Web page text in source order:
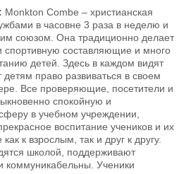
Monkton Combe – христианская
в часовне 3 раза в неделю и
союзом. Она традиционно делает
спортивную составляющие и много
детей. Здесь в каждом видят
право развиваться в своем
Все проверяющие, посетители и
спокойную и
в учебном учреждении,
воспитание учеников и их
к взрослым, так и друг к другу.
школой, поддерживают
коммуникабельны. Ученики